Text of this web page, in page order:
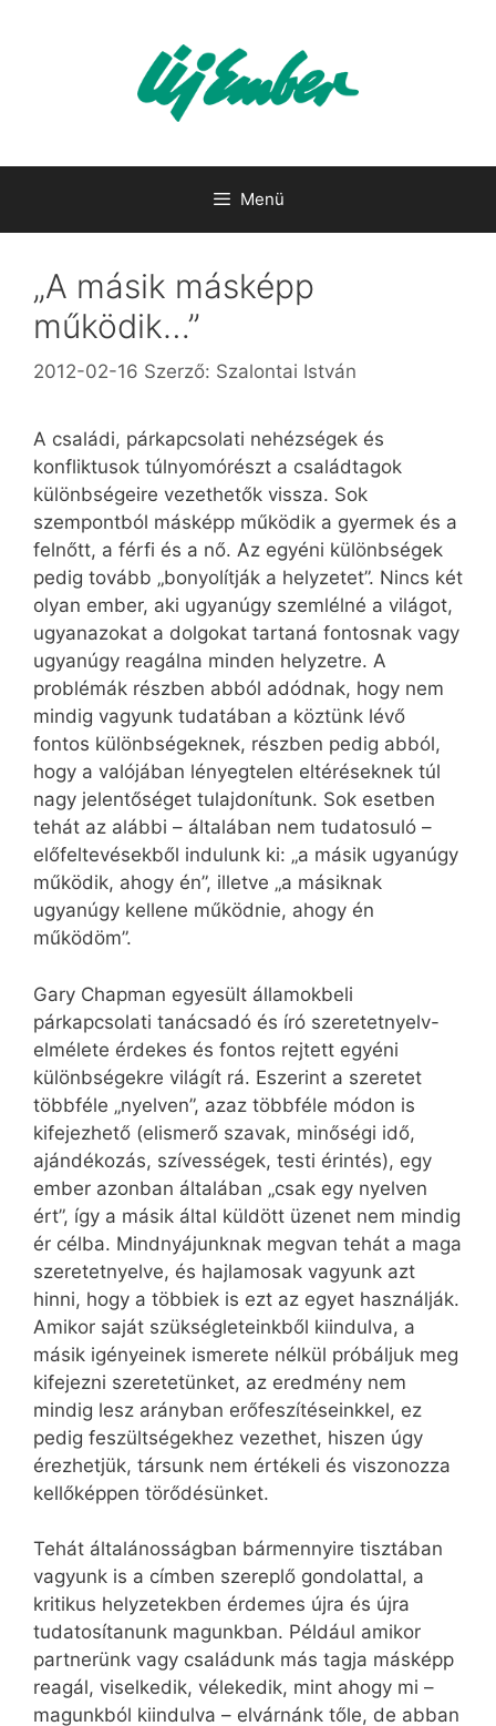
Menü
„A másik másképp
működik…”
2012-02-16 Szerző: Szalontai István
A családi, párkapcsolati nehézségek és
konfliktusok túlnyomórészt a családtagok
különbségeire vezethetők vissza. Sok
szempontból másképp működik a gyermek és a
felnőtt, a férfi és a nő. Az egyéni különbségek
pedig tovább „bonyolítják a helyzetet”. Nincs két
olyan ember, aki ugyanúgy szemlélné a világot,
ugyanazokat a dolgokat tartaná fontosnak vagy
ugyanúgy reagálna minden helyzetre. A
problémák részben abból adódnak, hogy nem
mindig vagyunk tudatában a köztünk lévő
fontos különbségeknek, részben pedig abból,
hogy a valójában lényegtelen eltéréseknek túl
nagy jelentőséget tulajdonítunk. Sok esetben
tehát az alábbi – általában nem tudatosuló –
előfeltevésekből indulunk ki: „a másik ugyanúgy
működik, ahogy én”, illetve „a másiknak
ugyanúgy kellene működnie, ahogy én
működöm”.
Gary Chapman egyesült államokbeli
párkapcsolati tanácsadó és író szeretetnyelv-
elmélete érdekes és fontos rejtett egyéni
különbségekre világít rá. Eszerint a szeretet
többféle „nyelven”, azaz többféle módon is
kifejezhető (elismerő szavak, minőségi idő,
ajándékozás, szívességek, testi érintés), egy
ember azonban általában „csak egy nyelven
ért”, így a másik által küldött üzenet nem mindig
ér célba. Mindnyájunknak megvan tehát a maga
szeretetnyelve, és hajlamosak vagyunk azt
hinni, hogy a többiek is ezt az egyet használják.
Amikor saját szükségleteinkből kiindulva, a
másik igényeinek ismerete nélkül próbáljuk meg
kifejezni szeretetünket, az eredmény nem
mindig lesz arányban erőfeszítéseinkkel, ez
pedig feszültségekhez vezethet, hiszen úgy
érezhetjük, társunk nem értékeli és viszonozza
kellőképpen törődésünket.
Tehát általánosságban bármennyire tisztában
vagyunk is a címben szereplő gondolattal, a
kritikus helyzetekben érdemes újra és újra
tudatosítanunk magunkban. Például amikor
partnerünk vagy családunk más tagja másképp
reagál, viselkedik, vélekedik, mint ahogy mi –
magunkból kiindulva – elvárnánk tőle, de abban